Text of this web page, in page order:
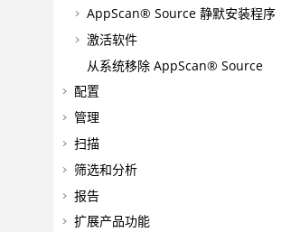
AppScan® Source 静默安装程序
激活软件
从系统移除 AppScan® Source
配置
管理
扫描
筛选和分析
报告
扩展产品功能